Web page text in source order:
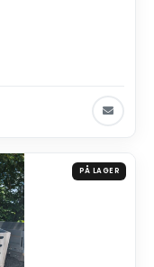
PÅ LAGER